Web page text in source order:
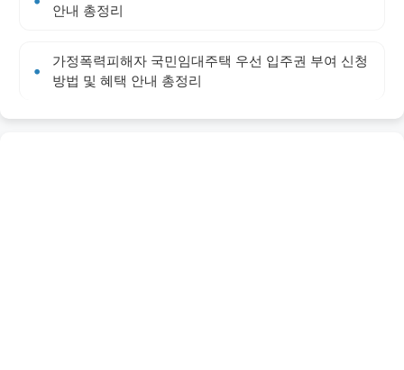
안내 총정리
가정폭력피해자 국민임대주택 우선 입주권 부여 신청
방법 및 혜택 안내 총정리